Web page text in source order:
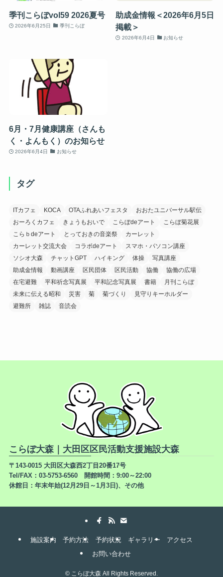
季刊こらぼvol59 2026夏号
2026年6月25日 季刊こらぼ
助成金情報＜2026年6月5日
掲載＞
2026年6月4日 お知らせ
6月・7月健康講座（さんも
く・よんもく）のお知らせ
2026年6月4日 お知らせ
タグ
ITカフェ KOCA OTAふれあいフェスタ
おおたユニバーサル駅伝
おーろくカフェ
きょうもおいで こらぼdeアート
こらぼ菊花展
こらｂdeアート
とっておきの音楽祭
カーレット
カーレット交流大会
コラボdeアート
スマホ・パソコン講座
ソシオ大森
チャットGPT ハイキング 体操
写真講座
助成金情報
動画講座 区民団体 区民活動 協働
協働の広場
在宅避難
平和祈念写真展 平和記念写真展 書籍
月刊こらぼ
未来に伝える昭和
災害 菊 菊づくり
見守りキーホルダー
避難所
雑誌 音読会
こらぼ大森｜大田区区民活動支援施設大森
〒143-0015 大田区大森西2丁目20番17号
Tel/FAX：03-5753-6560 開館時間：9:00～22:00
休館日：年末年始(12月29日～1月3日)、その他
施設案内 予約方法 予約状況 ギャラリー
アクセス
お問い合わせ
© こらぼ大森 All Rights Reserved.